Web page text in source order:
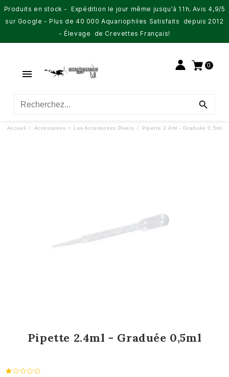
Produits en stock - Expédition le jour même jusqu'à 11h. Avis 4,9/5
sur Google - Plus de 40 000 Aquariophiles Satisfaits depuis 2012
- Élevage de Crevettes Français!

0

Accueil Accessoires Les Accessoires Divers Pipette 2.4ml - Graduée 0,5ml
Pipette 2.4ml - Graduée 0,5ml